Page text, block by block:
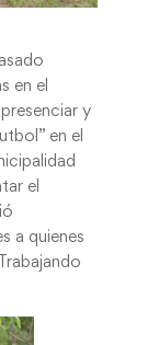
en el
y
en el
el
a quienes